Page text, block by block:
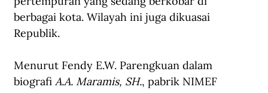
berbagai kota. Wilayah ini juga dikuasai
Republik.
Menurut Fendy E.W. Parengkuan dalam
biografi A.A. Maramis, SH., pabrik NIMEF